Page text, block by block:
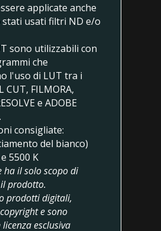
applicate anche
stati usati filtri ND e/o
sono utilizzabili con
che
l'uso di LUT tra i
CUT, FILMORA,
e ADOBE
consigliate:
del bianco)
5500 K
ha il solo scopo di
prodotto.
prodotti digitali,
e sono
licenza esclusiva